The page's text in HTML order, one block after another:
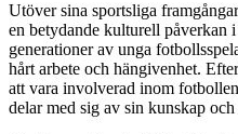
Utöver sina sportsliga
en betydande kulturell påverkan
generationer av unga
hårt arbete och hängivenhet.
att vara involverad inom
delar med sig av sin kunskap